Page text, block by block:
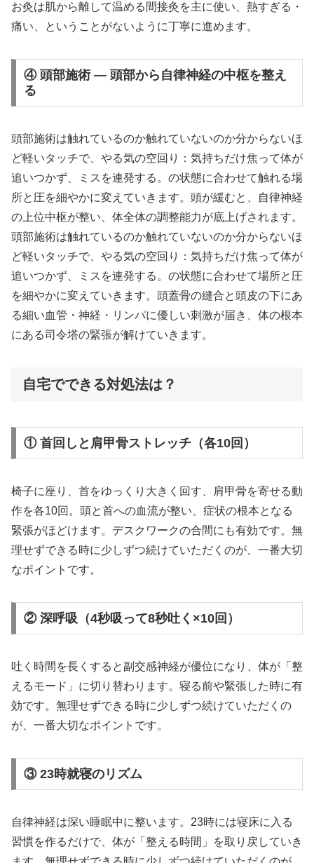
お灸は肌から離して温める間接灸を主に使い、熱すぎる・
痛い、ということがないように丁寧に進めます。
④ 頭部施術 — 頭部から自律神経の中枢を整え
る
頭部施術は触れているのか触れていないのか分からないほ
ど軽いタッチで、やる気の空回り：気持ちだけ焦って体が
追いつかず、ミスを連発する。の状態に合わせて触れる場
所と圧を細やかに変えていきます。頭が緩むと、自律神経
の上位中枢が整い、体全体の調整能力が底上げされます。
頭部施術は触れているのか触れていないのか分からないほ
ど軽いタッチで、やる気の空回り：気持ちだけ焦って体が
追いつかず、ミスを連発する。の状態に合わせて場所と圧
を細やかに変えていきます。頭蓋骨の縫合と頭皮の下にあ
る細い血管・神経・リンパに優しい刺激が届き、体の根本
にある司令塔の緊張が解けていきます。
自宅でできる対処法は？
① 首回しと肩甲骨ストレッチ（各10回）
椅子に座り、首をゆっくり大きく回す、肩甲骨を寄せる動
作を各10回。頭と首への血流が整い、症状の根本となる
緊張がほどけます。デスクワークの合間にも有効です。無
理せずできる時に少しずつ続けていただくのが、一番大切
なポイントです。
② 深呼吸（4秒吸って8秒吐く×10回）
吐く時間を長くすると副交感神経が優位になり、体が「整
えるモード」に切り替わります。寝る前や緊張した時に有
効です。無理せずできる時に少しずつ続けていただくの
が、一番大切なポイントです。
③ 23時就寝のリズム
自律神経は深い睡眠中に整います。23時には寝床に入る
習慣を作るだけで、体が「整える時間」を取り戻していき